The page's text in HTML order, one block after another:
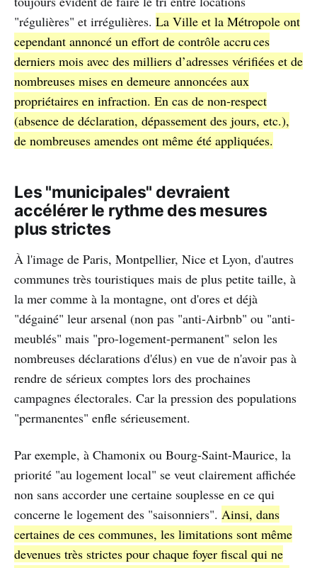
"régulières" et irrégulières. La Ville et la Métropole ont
cependant annoncé un effort de contrôle accru ces
derniers mois avec des milliers d’adresses vérifiées et de
nombreuses mises en demeure annoncées aux
propriétaires en infraction. En cas de non‑respect
(absence de déclaration, dépassement des jours, etc.),
de nombreuses amendes ont même été appliquées.
Les "municipales" devraient
accélérer le rythme des mesures
plus strictes
À l'image de Paris, Montpellier, Nice et Lyon, d'autres
communes très touristiques mais de plus petite taille, à
la mer comme à la montagne, ont d'ores et déjà
"dégainé" leur arsenal (non pas "anti-Airbnb" ou "anti-
meublés" mais "pro-logement-permanent" selon les
nombreuses déclarations d'élus) en vue de n'avoir pas à
rendre de sérieux comptes lors des prochaines
campagnes électorales. Car la pression des populations
"permanentes" enfle sérieusement.
Par exemple, à Chamonix ou Bourg-Saint-Maurice, la
priorité "au logement local" se veut clairement affichée
non sans accorder une certaine souplesse en ce qui
concerne le logement des "saisonniers". Ainsi, dans
certaines de ces communes, les limitations sont même
devenues très strictes pour chaque foyer fiscal qui ne